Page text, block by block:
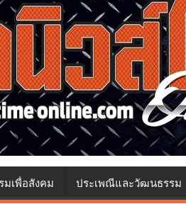
มเพื่อสังคม ประเพณีและวัฒนธรรม